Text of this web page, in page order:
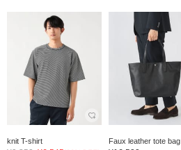
knit T-shirt Faux leather tote bag